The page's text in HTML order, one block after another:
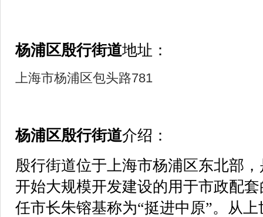
杨浦区殷行街道地址：
上海市杨浦区包头路781
杨浦区殷行街道介绍：
殷行街道位于上海市杨浦区东北部
开始大规模开发建设的用于市政配
任市长朱镕基称为“挺进中原”。从